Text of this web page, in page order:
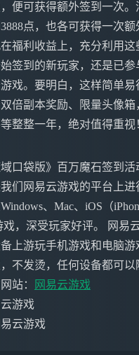
便可获得额外签到一次
点，也各可获得一次
福利收益上，充分利用这
签到的新玩家，还是已
戏。要明白，这样简单
倍副本奖励、限量头像
整整一年，绝对值得重视
口袋版》百万魔石签到
们网易云游戏的平台上
、Mac、iOS（
，深受玩家好评。 网易
上游玩手机游戏和电脑
不发烫，任何设备都可以
站：
网易云游戏
游戏
云游戏